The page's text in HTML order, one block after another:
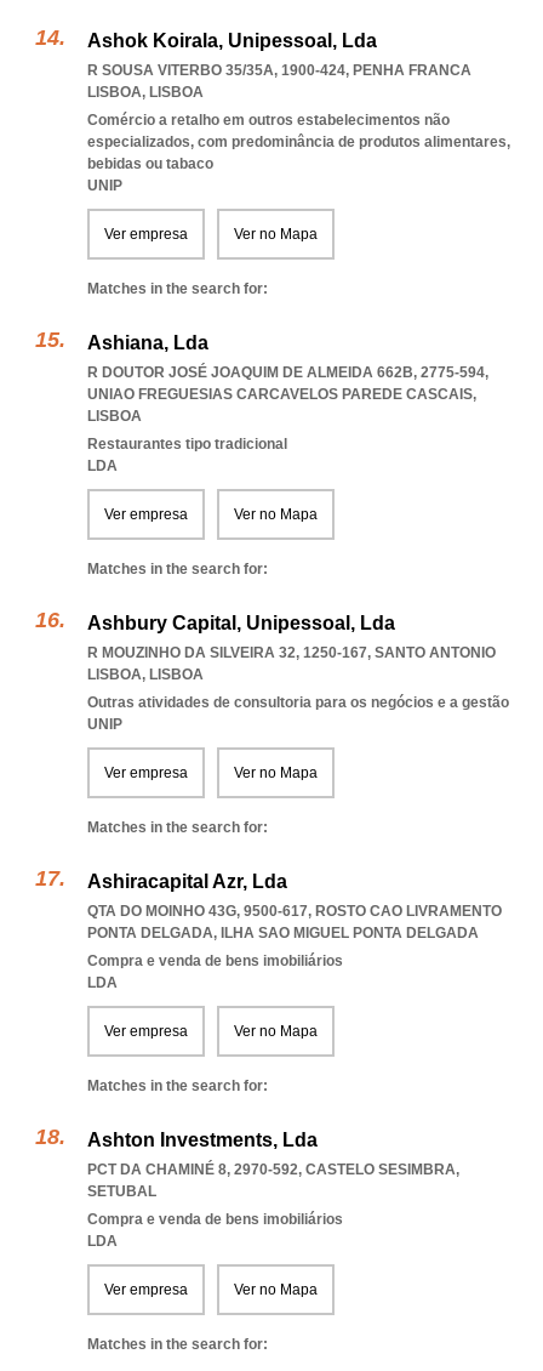
Ashok Koirala, Unipessoal, Lda
R SOUSA VITERBO 35/35A, 1900-424, PENHA FRANCA
LISBOA, LISBOA
Comércio a retalho em outros estabelecimentos não
especializados, com predominância de produtos alimentares,
bebidas ou tabaco
UNIP
Ver empresa Ver no Mapa
Matches in the search for:
Ashiana, Lda
R DOUTOR JOSÉ JOAQUIM DE ALMEIDA 662B, 2775-594,
UNIAO FREGUESIAS CARCAVELOS PAREDE CASCAIS,
LISBOA
Restaurantes tipo tradicional
LDA
Ver empresa Ver no Mapa
Matches in the search for:
Ashbury Capital, Unipessoal, Lda
R MOUZINHO DA SILVEIRA 32, 1250-167, SANTO ANTONIO
LISBOA, LISBOA
Outras atividades de consultoria para os negócios e a gestão
UNIP
Ver empresa Ver no Mapa
Matches in the search for:
Ashiracapital Azr, Lda
QTA DO MOINHO 43G, 9500-617, ROSTO CAO LIVRAMENTO
PONTA DELGADA, ILHA SAO MIGUEL PONTA DELGADA
Compra e venda de bens imobiliários
LDA
Ver empresa Ver no Mapa
Matches in the search for:
Ashton Investments, Lda
PCT DA CHAMINÉ 8, 2970-592, CASTELO SESIMBRA,
SETUBAL
Compra e venda de bens imobiliários
LDA
Ver empresa Ver no Mapa
Matches in the search for: